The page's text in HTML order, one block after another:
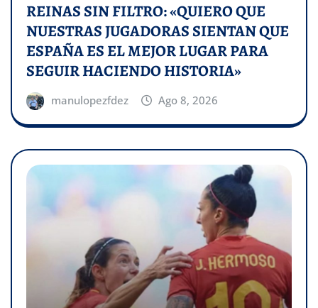
REINAS SIN FILTRO: «QUIERO QUE
NUESTRAS JUGADORAS SIENTAN QUE
ESPAÑA ES EL MEJOR LUGAR PARA
SEGUIR HACIENDO HISTORIA»
manulopezfdez Ago 8, 2026